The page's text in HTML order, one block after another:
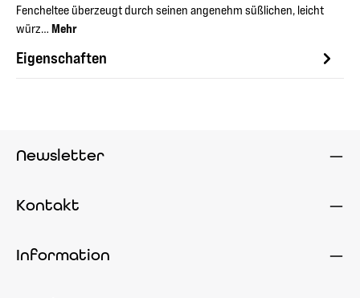
Fencheltee überzeugt durch seinen angenehm süßlichen, leicht
würz… Mehr
Eigenschaften
Newsletter
Kontakt
Information